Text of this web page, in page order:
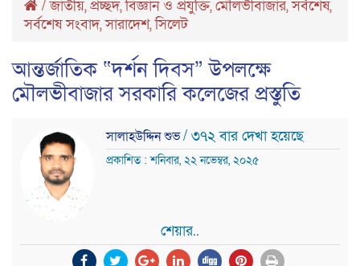
/জাতীয়,প্রচ্ছদ,বিজ্ঞান ও প্রযুক্তি,মৌলভীবাজার,সর্বশেষ,
সর্বশেষ সংবাদ,সারাদেশ,সিলেট
আন্তর্জাতিক “দর্শন দিবস” উপলক্ষে
মৌলভীবাজার সরকারি কলেজের প্রস্তুতি
সালাহউদ্দিন শুভ/ ৩৭২ বার দেখা হয়েছে
প্রকাশিত : শনিবার, ২২ নভেম্বর, ২০২৫
শেয়ার..